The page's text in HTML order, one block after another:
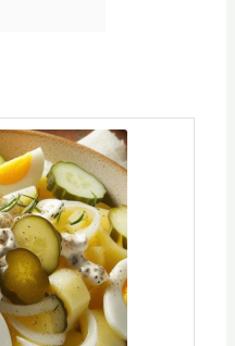
Minuten